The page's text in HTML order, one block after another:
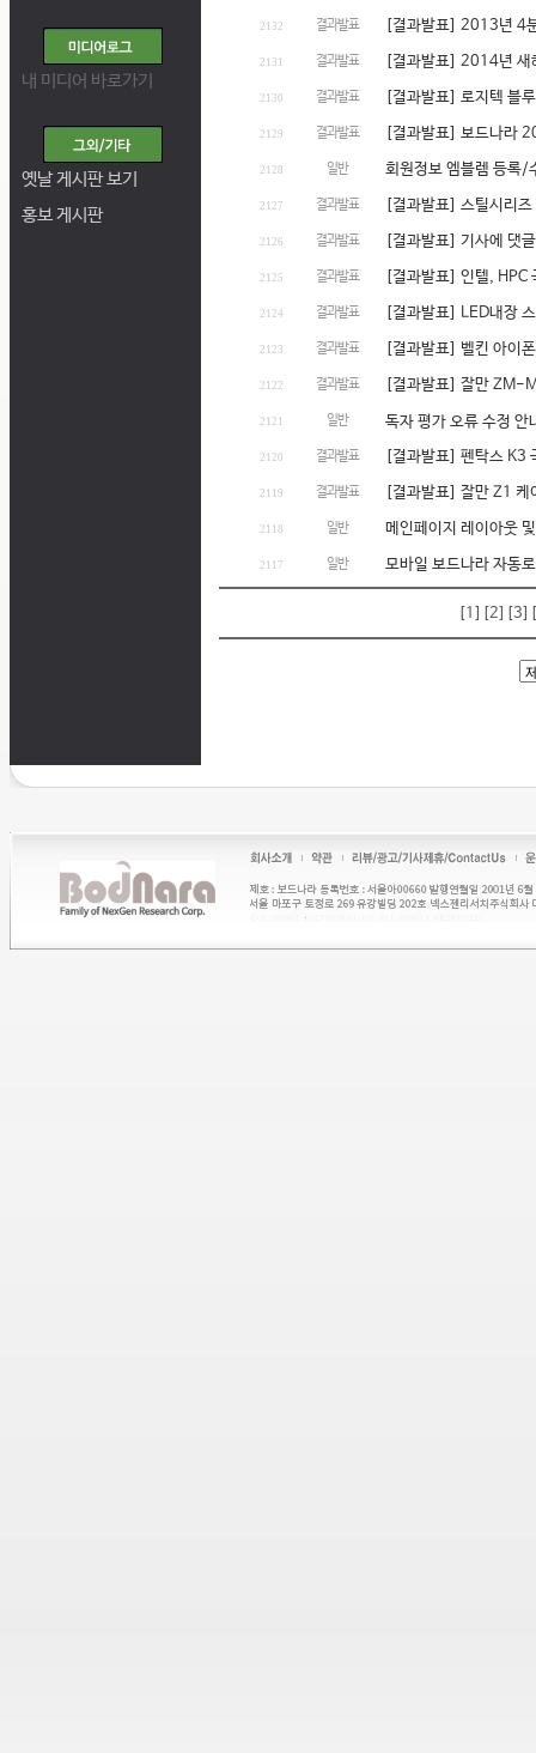
내 미디어 바로가기
옛날 게시판 보기
홍보 게시판
2132 결과발표 [결과발표] 2013년 4
2131 결과발표 [결과발표] 2014년 새
2130 결과발표 [결과발표] 로지텍 블
2129 결과발표 [결과발표] 보드나라
2128 일반 회원정보 엠블렘 등록/
2127 결과발표 [결과발표] 스틸시리
2126 결과발표 [결과발표] 기사에 댓
2125 결과발표 [결과발표] 인텔, HPC
2124 결과발표 [결과발표] LED내장
2123 결과발표 [결과발표] 벨킨 아이
2122 결과발표 [결과발표] 잘만 ZM-
2121 일반 독자 평가 오류 수정 안
2120 결과발표 [결과발표] 펜탁스 K3
2119 결과발표 [결과발표] 잘만 Z1 케
2118 일반 메인페이지 레이아웃
2117 일반 모바일 보드나라 자동
[1] [2] [3]